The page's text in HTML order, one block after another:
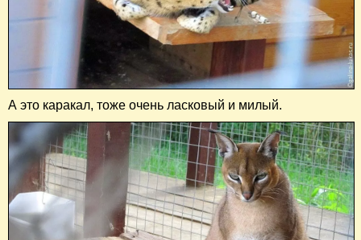
А это каракал, тоже очень ласковый и милый.